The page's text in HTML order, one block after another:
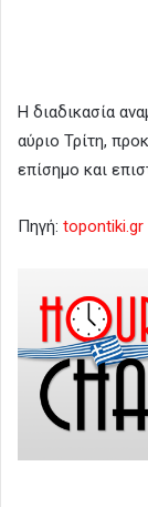
Η διαδικασία
αύριο Τρίτη,
επίσημο και
Πηγή: topontiki.gr